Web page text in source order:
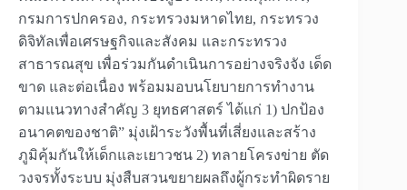
กรมการปกครอง, กระทรวงมหาดไทย, กระทรวง
ดิจิทัลเพื่อเศรษฐกิจและสังคม และกระทรวง
สาธารณสุข เพื่อร่วมกันดำเนินการอย่างจริงจัง เด็ด
ขาด และต่อเนื่อง พร้อมมอบนโยบายการทำงาน
ตามแนวทางสำคัญ 3 ยุทธศาสตร์ ได้แก่ 1) ปกป้อง
อนาคตของชาติ” มุ่งเฝ้าระวังพื้นที่เสี่ยงและสร้าง
ภูมิคุ้มกันให้เด็กและเยาวชน 2) ทลายโครงข่าย ตัด
วงจรทั้งระบบ มุ่งสืบสวนขยายผลถึงผู้กระทำผิดราย